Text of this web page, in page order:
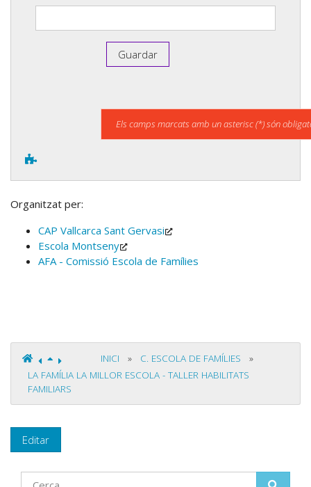
Els camps marcats amb un asterisc (*) són
Organitzat per:
CAP Vallcarca Sant Gervasi
Escola Montseny
AFA - Comissió Escola de Famílies
INICI » C. ESCOLA DE FAMÍLIES
»
LA FAMÍLIA LA MILLOR ESCOLA - TALLER HABILITATS
FAMILIARS
Editar
Find